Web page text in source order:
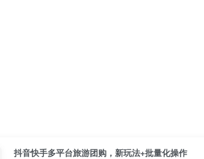
抖音快手多平台旅游团购，新玩法+批量化操作